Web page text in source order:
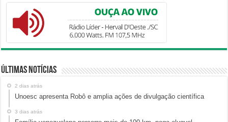
Últimas Notícias
2 dias atrás
Unoesc apresenta Robô e amplia ações de divulgação científica
3 dias atrás